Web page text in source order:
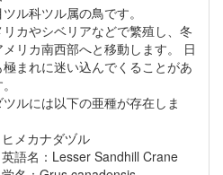
ル科ツル属の鳥です。
カやシベリアなどで繁殖し、冬
リカ南西部へと移動します。 日
まれに迷い込んでくることがあ
ツルには以下の亜種が存在しま
ヒメカナダヅル
英語名：Lesser Sandhill Crane